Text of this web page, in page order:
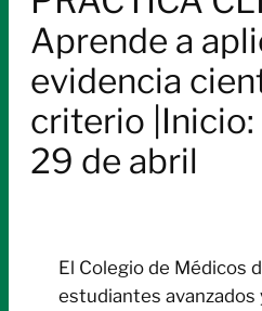
Aprende a
evidencia
criterio
29 de abril
El Colegio de Médicos
estudiantes avanzados